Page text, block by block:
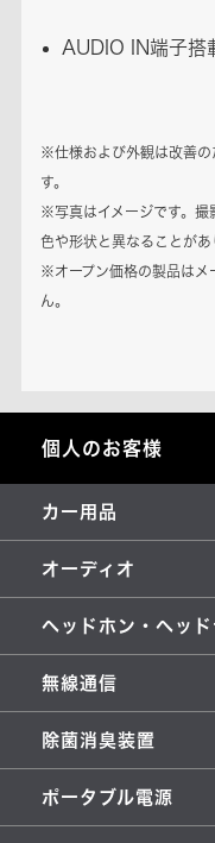
AUDIO IN端子搭
※仕様および外観は改善の
す。
※写真はイメージです。撮
色や形状と異なることがあ
※オープン価格の製品はメ
ん。
個人のお客様
カー用品
オーディオ
ヘッドホン・ヘッド
無線通信
除菌消臭装置
ポータブル電源